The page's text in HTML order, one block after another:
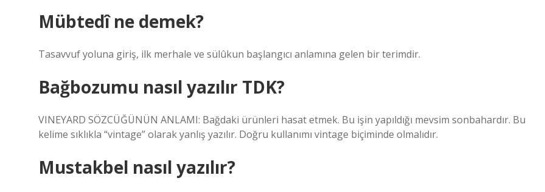
Mübtedî ne demek?
Tasavvuf yoluna giriş, ilk merhale ve sülûkun başlangıcı anlamına gelen bir terimdir.
Bağbozumu nasıl yazılır TDK?
VINEYARD SÖZCÜĞÜNÜN ANLAMI: Bağdaki ürünleri hasat etmek. Bu işin yapıldığı mevsim sonbahardır. Bu
kelime sıklıkla “vintage” olarak yanlış yazılır. Doğru kullanımı vintage biçiminde olmalıdır.
Mustakbel nasıl yazılır?